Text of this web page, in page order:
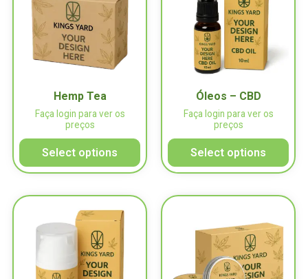
Hemp Tea
Faça login para ver os
preços
Select options
Óleos – CBD
Faça login para ver os
preços
Select options